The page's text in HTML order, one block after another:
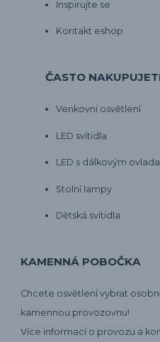
Inspirujte se
Kontakt eshop
ČASTO
Venkovní osvětlení
LED svítidla
LED s dálkovým
Stolní lampy
Dětská svítidla
KAMENNÁ POBOČKA
Chcete osvětlení vybrat
kamennou provozovnu!
Více informací o provozu a